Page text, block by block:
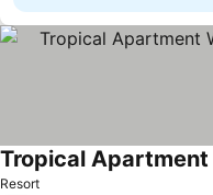
Resort